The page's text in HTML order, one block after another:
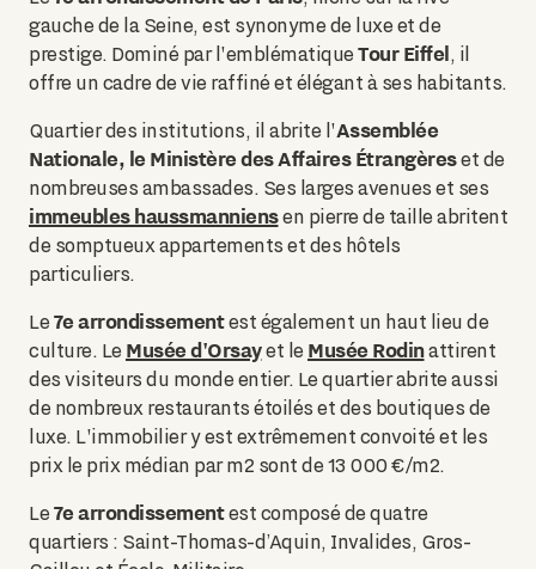
gauche de la Seine, est synonyme de luxe et de
prestige. Dominé par l'emblématique Tour Eiffel, il
offre un cadre de vie raffiné et élégant à ses habitants.
Quartier des institutions, il abrite l'Assemblée
Nationale, le Ministère des Affaires Étrangèreset de
nombreuses ambassades. Ses larges avenues et ses
immeubles haussmanniensen pierre de taille abritent
de somptueux appartements et des hôtels
particuliers.
Le 7e arrondissementest également un haut lieu de
culture. Le Musée d'Orsayet le Musée Rodinattirent
des visiteurs du monde entier. Le quartier abrite aussi
de nombreux restaurants étoilés et des boutiques de
luxe. L'immobilier y est extrêmement convoité et les
prix le prix médian par m2 sont de 13 000 €/m2.
Le 7e arrondissementest composé de quatre
quartiers : Saint-Thomas-d’Aquin, Invalides, Gros-